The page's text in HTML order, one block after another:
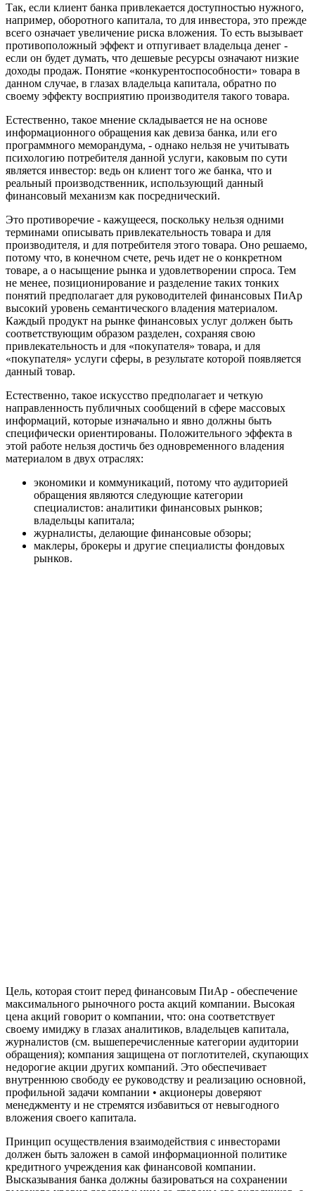
Так, если клиент банка привлекается доступностью нужного,
например, оборотного капитала, то для инвестора, это прежде
всего означает увеличение риска вложения. То есть вызывает
противоположный эффект и отпугивает владельца денег -
если он будет думать, что дешевые ресурсы означают низкие
доходы продаж. Понятие «конкурентоспособности» товара в
данном случае, в глазах владельца капитала, обратно по
своему эффекту восприятию производителя такого товара.
Естественно, такое мнение складывается не на основе
информационного обращения как девиза банка, или его
программного меморандума, - однако нельзя не учитывать
психологию потребителя данной услуги, каковым по сути
является инвестор: ведь он клиент того же банка, что и
реальный производственник, использующий данный
финансовый механизм как посреднический.
Это противоречие - кажущееся, поскольку нельзя одними
терминами описывать привлекательность товара и для
производителя, и для потребителя этого товара. Оно решаемо,
потому что, в конечном счете, речь идет не о конкретном
товаре, а о насыщение рынка и удовлетворении спроса. Тем
не менее, позиционирование и разделение таких тонких
понятий предполагает для руководителей финансовых ПиАр
высокий уровень семантического владения материалом.
Каждый продукт на рынке финансовых услуг должен быть
соответствующим образом разделен, сохраняя свою
привлекательность и для «покупателя» товара, и для
«покупателя» услуги сферы, в результате которой появляется
данный товар.
Естественно, такое искусство предполагает и четкую
направленность публичных сообщений в сфере массовых
информаций, которые изначально и явно должны быть
специфически ориентированы. Положительного эффекта в
этой работе нельзя достичь без одновременного владения
материалом в двух отраслях:
экономики и коммуникаций, потому что аудиторией
обращения являются следующие категории
специалистов: аналитики финансовых рынков;
владельцы капитала;
журналисты, делающие финансовые обзоры;
маклеры, брокеры и другие специалисты фондовых
рынков.
Цель, которая стоит перед финансовым ПиАр - обеспечение
максимального рыночного роста акций компании. Высокая
цена акций говорит о компании, что: она соответствует
своему имиджу в глазах аналитиков, владельцев капитала,
журналистов (см. вышеперечисленные категории аудитории
обращения); компания защищена от поглотителей, скупающих
недорогие акции других компаний. Это обеспечивает
внутреннюю свободу ее руководству и реализацию основной,
профильной задачи компании • акционеры доверяют
менеджменту и не стремятся избавиться от невыгодного
вложения своего капитала.
Принцип осуществления взаимодействия с инвесторами
должен быть заложен в самой информационной политике
кредитного учреждения как финансовой компании.
Высказывания банка должны базироваться на сохранении